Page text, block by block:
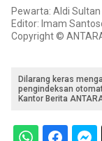
Pewarta: Aldi Sultan
Editor: Imam
Copyright ©
Dilarang keras
pengindeksan
Kantor Berita